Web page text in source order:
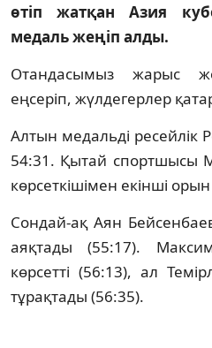
өтіп жатқан Азия
медаль жеңіп алды.
Отандасымыз жарыс
еңсеріп, жүлдегерлер
Алтын медальді ресейлік
54:31. Қытай спортшысы
көрсеткішімен екінші
Сондай-ақ Аян
аяқтады (55:17).
көрсетті (56:13), ал
тұрақтады (56:35).